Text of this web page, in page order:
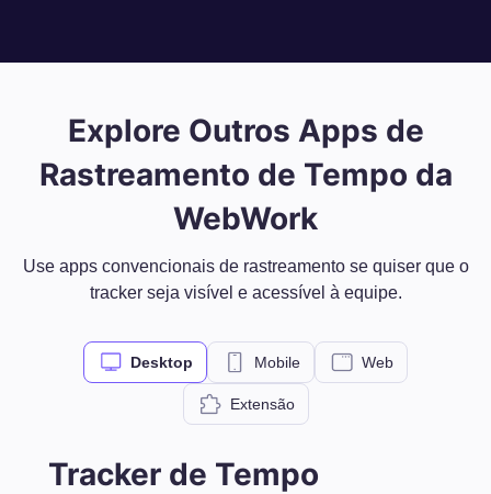
Explore Outros Apps de
Rastreamento de Tempo da
WebWork
Use apps convencionais de rastreamento se quiser que o
tracker seja visível e acessível à equipe.
Desktop Mobile Web
Extensão
Tracker de Tempo